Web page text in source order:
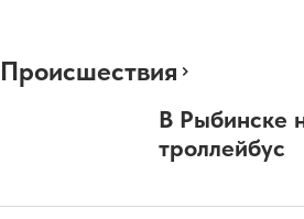
Происшествия
В Рыбинске
троллейбус